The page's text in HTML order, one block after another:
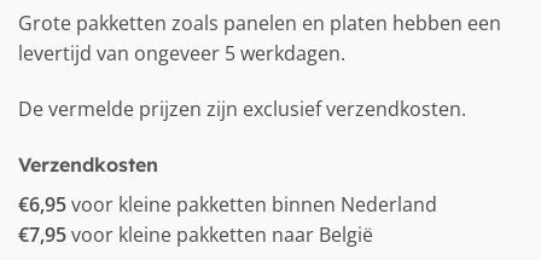
Grote pakketten zoals panelen en platen hebben een
levertijd van ongeveer 5 werkdagen.
De vermelde prijzen zijn exclusief verzendkosten.
Verzendkosten
€6,95voor kleine pakketten binnen Nederland
€7,95voor kleine pakketten naar België